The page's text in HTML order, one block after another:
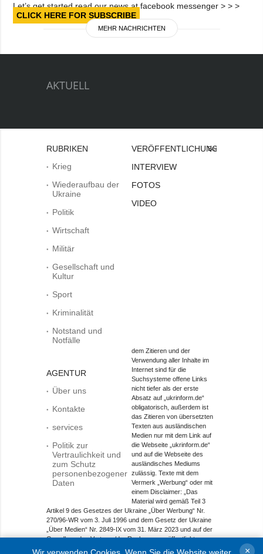
Let’s get started read our news at facebook messenger > > >
CLICK HERE FOR SUBSCRIBE
MEHR NACHRICHTEN
AKTUELL
RUBRIKEN
Krieg
Wiederaufbau der
Ukraine
Politik
Wirtschaft
Militär
Gesellschaft und
Kultur
Sport
Kriminalität
Notstand und
Notfälle
AGENTUR
Über uns
Kontakte
services
Politik zur
Vertraulichkeit und
zum Schutz
personenbezogener
Daten
VERÖFFENTLICHUNGEN
INTERVIEW
FOTOS
VIDEO
Bei
dem Zitieren und der
Verwendung aller Inhalte im
Internet sind für die
Suchsysteme offene Links
nicht tiefer als der erste
Absatz auf „ukrinform.de“
obligatorisch, außerdem ist
das Zitieren von übersetzten
Texten aus ausländischen
Medien nur mit dem Link auf
die Webseite „ukrinform.de“
und auf die Webseite des
ausländisches Mediums
zulässig. Texte mit dem
Vermerk „Werbung“ oder mit
einem Disclaimer: „Das
Material wird gemäß Teil 3
Artikel 9 des Gesetzes der Ukraine „Über Werbung“ Nr.
270/96-WR vom 3. Juli 1996 und dem Gesetz der Ukraine
„Über Medien“ Nr. 2849-IX vom 31. März 2023 und auf der
Grundlage des Vertrags/der Rechnung veröffentlicht.
×